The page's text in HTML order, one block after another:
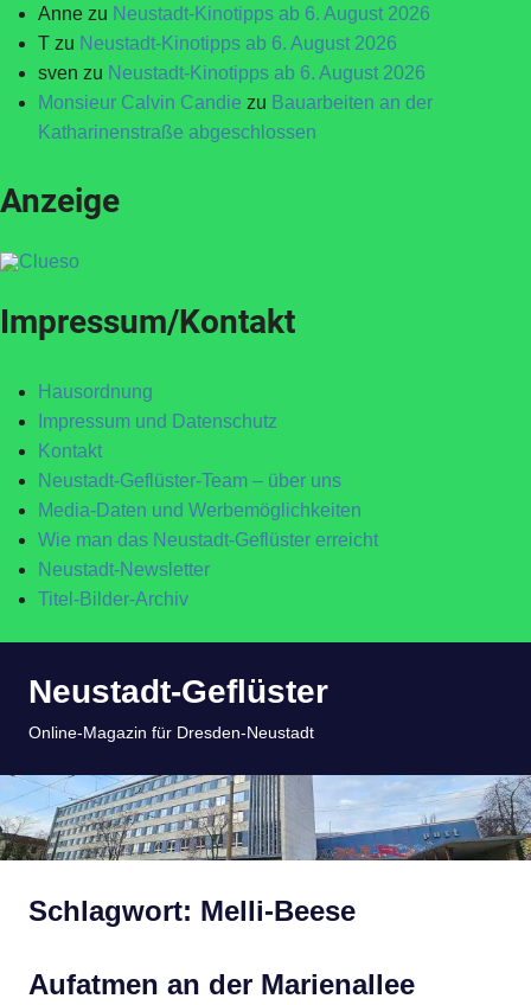
Anne zu Neustadt-Kinotipps ab 6. August 2026
T zu Neustadt-Kinotipps ab 6. August 2026
sven zu Neustadt-Kinotipps ab 6. August 2026
Monsieur Calvin Candie zu Bauarbeiten an der
Katharinenstraße abgeschlossen
Anzeige
Impressum/Kontakt
Hausordnung
Impressum und Datenschutz
Kontakt
Neustadt-Geflüster-Team – über uns
Media-Daten und Werbemöglichkeiten
Wie man das Neustadt-Geflüster erreicht
Neustadt-Newsletter
Titel-Bilder-Archiv
InhaltNeustadt-Geflüster
Online-Magazin für Dresden-Neustadt
Schlagwort: Melli-Beese
Aufatmen an der Marienallee